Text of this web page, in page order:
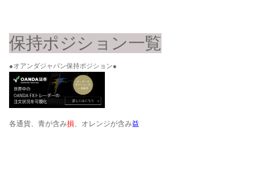
保持ポジション一覧
●オアンダジャパン保持ポジション●
各通貨、青が含み損、オレンジが含み益